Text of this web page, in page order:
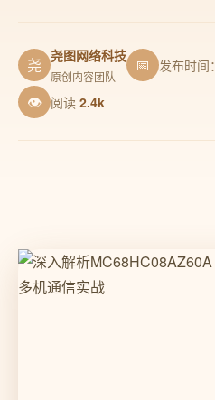
尧 尧图网络科技
原创内容团队
📅 发布时间：
👁 阅读 2.4k